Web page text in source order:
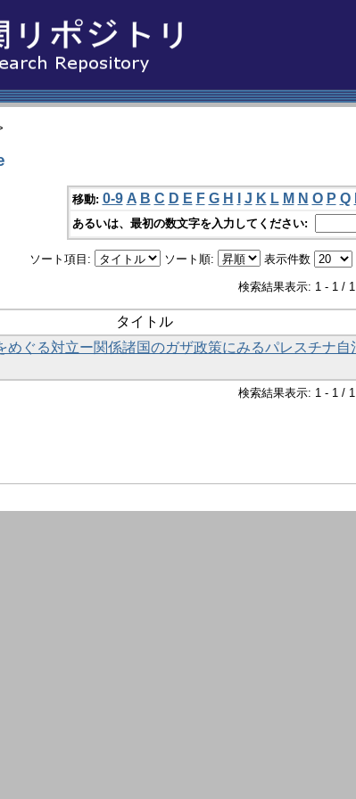
移動: 0-9 A B C D E F G H J K L M N O P Q
あるいは、最初の数文字を入力してください:
ソート項目: ソート順: 表示件数
検索結果表示: 1 - 1 / 1
タイトル
めぐる対立ー関係諸国のガザ政策にみるパレスチナ自
検索結果表示: 1 - 1 / 1